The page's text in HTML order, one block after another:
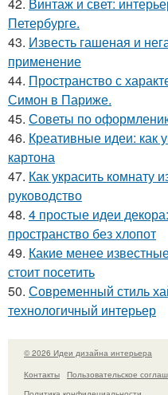
42. Винтаж и свет:
Петербурге.
43. Известь гашеная и
применение
44. Пространство с
Симон в Париже.
45. Советы по
46. Креативные идеи: как
картона
47. Как украсить комнату
руководство
48. 4 простые идеи
пространство без хлопот
49. Какие менее
стоит посетить
50. Современный стиль
технологичный интерьер
© 2026 Идеи дизайна интерьера
Контакты
Пользовательское